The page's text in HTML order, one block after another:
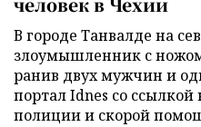
В городе Танвалде на
злоумышленник с
ранив двух мужчин и
портал Idnes со
полиции и скорой